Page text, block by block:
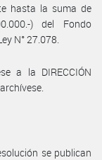
hasta la suma de
) del Fondo
N° 27.078.
a la DIRECCIÓN
se publican